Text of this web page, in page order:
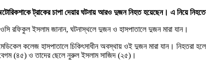
ট্রাকের চাপা দেয়ার ঘটনায় আরও দুজন নিহত হয়েছেন। এ নিয়ে
রফিকুল ইসলাম জানান, ঘটনাস্থলে দুজন ও হাসপাতালে দুজন মারা যান।
কলেজ হাসপাতালে চিকিৎসাধীন অবস্থায় ওই দুজন মারা যান। নিহতরা
বেগম (৪৫) ও তাদের ছেলে নুরুল ইসলাম সাজিদ (২৫)।